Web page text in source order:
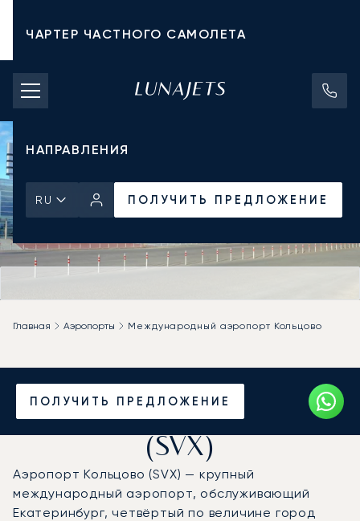
ЧАРТЕР ЧАСТНОГО САМОЛЕТА
СТОИМОСТЬ ЧАРТЕРА
ЧАСТНЫЕ САМОЛЕТЫ
НАПРАВЛЕНИЯ
RU ПОЛУЧИТЬ ПРЕДЛОЖЕНИЕ
ПОЛУЧИТЬ ПРЕДЛОЖЕНИЕ
Главная Аэропорты Международный аэропорт Кольцово
Частный джет в
аэропорт Кольцово
(SVX)
Аэропорт Кольцово (SVX) — крупный
международный аэропорт, обслуживающий
Екатеринбург, четвёртый по величине город